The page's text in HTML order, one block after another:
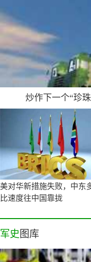
炒作下一个“珍
美对华新措施失败，中东
比速度往中国靠拢
军史 图库